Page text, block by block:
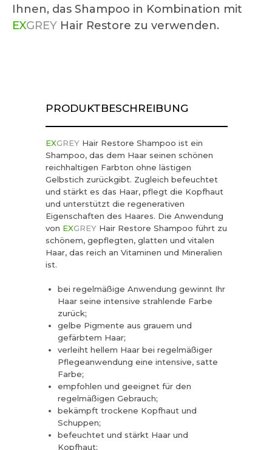
Ihnen, das Shampoo in Kombination mit
EXGREY Hair Restore zu verwenden.
EXGREY Hair Restore Shampoo ist ein
Shampoo, das dem Haar seinen schönen
reichhaltigen Farbton ohne lästigen
Gelbstich zurückgibt. Zugleich befeuchtet
und stärkt es das Haar, pflegt die Kopfhaut
und unterstützt die regenerativen
Eigenschaften des Haares. Die Anwendung
von EXGREY Hair Restore Shampoo führt zu
schönem, gepflegten, glatten und vitalen
Haar, das reich an Vitaminen und Mineralien
ist.
bei regelmäßige Anwendung gewinnt Ihr
Haar seine intensive strahlende Farbe
zurück;
gelbe Pigmente aus grauem und
gefärbtem Haar;
verleiht hellem Haar bei regelmäßiger
Pflegeanwendung eine intensive, satte
Farbe;
empfohlen und geeignet für den
regelmäßigen Gebrauch;
bekämpft trockene Kopfhaut und
Schuppen;
befeuchtet und stärkt Haar und
Kopfhaut;
PRODUKTBESCHREIBUNG